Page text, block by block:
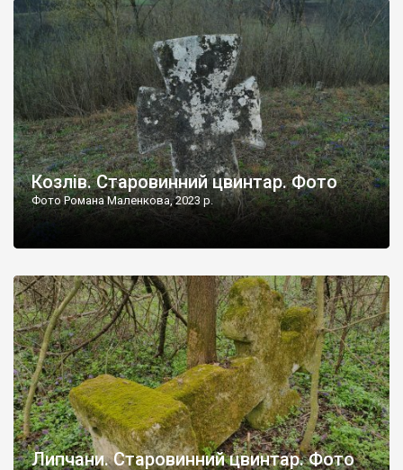
не видно, але видно дві стареньких колії у траві – […]
Козлів. Старовинний цвинтар. Фото
Фото Романа Маленкова, 2023 р.
Липчани. Старовинний цвинтар. Фото